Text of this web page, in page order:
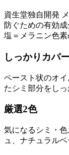
資生堂独自開発
防ぐための有効
塩＝メラニン色
しっかりカバー
ペースト状のオ
たシミ部分をし
厳選2色
気になるシミ・
ュ、ナチュラルベ